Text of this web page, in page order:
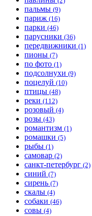
пальмы (9)
париж (16)
парки (46)
парусники (36)
передвижники (1)
пионы (7)
по фото (1)
подсолнухи (9)
поцелуй (10)
птицы (48)
реки (112)
розовый (4)
розы (43)
романтизм (1)
ромашки (5)
рыбы (1)
самовар (2)
санкт-петербург (2)
синий (7)
сирень (7)
скалы (4)
собаки (46)
совы (4)